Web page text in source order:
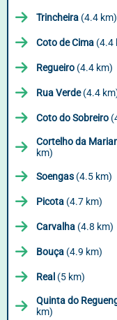
Trincheira (4.4 km)
Coto de Cima (4.4
Regueiro (4.4 km)
Rua Verde(4.4
Coto do Sobreiro
Cortelho da
km)
Soengas (4.5 km)
Picota (4.7 km)
Carvalha (4.8 km)
Bouça (4.9 km)
Real (5 km)
Quinta do
km)